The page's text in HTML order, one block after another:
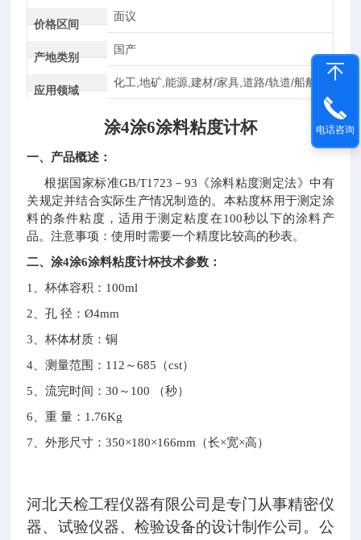
价格区间
面议
产地类别
国产
应用领域
化工,地矿,能源,建材/家具,道路/轨道/船舶
涂4涂6涂料粘度计杯
一、产品概述：
根据国家标准GB/T1723 － 93 《涂料粘度测定法》中有
关规定并结合实际生产情况制造的。本粘度杯用于测定涂
料的条件粘度，适用于测定粘度在100秒以下的涂料产
品。注意事项：使用时需要一个精度比较高的秒表。
二、涂4涂6涂料粘度计杯技术参数：
1
、杯体容积： 100ml
2 、孔 径：Ø4mm
3 、杯体材质：铜
4 、测量范围： 112 ～685 （cst）
5 、流完时间：30 ～ 100
（秒）
6 、重 量： 1.76Kg
7 、外形尺寸：350×180×166mm （长×宽×高）
河北天检工程仪器有限公司是专门从事精密仪
器、试验仪器、检验设备的设计制作公司。公
电话咨询